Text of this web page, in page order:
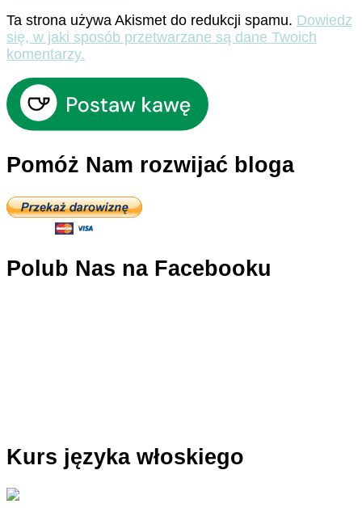
Ta strona używa Akismet do redukcji spamu. Dowiedz
się, w jaki sposób przetwarzane są dane Twoich
komentarzy.
Pomóż Nam rozwijać bloga
Polub Nas na Facebooku
Kurs języka włoskiego